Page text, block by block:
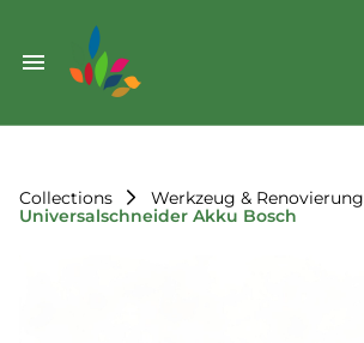
Start
Sortiment
Weihnachten
Werkzeug & Renovierung
Der Verein
Standorte
Collections
Werkzeug & Renovierung
Universalschneider Akku Bosch